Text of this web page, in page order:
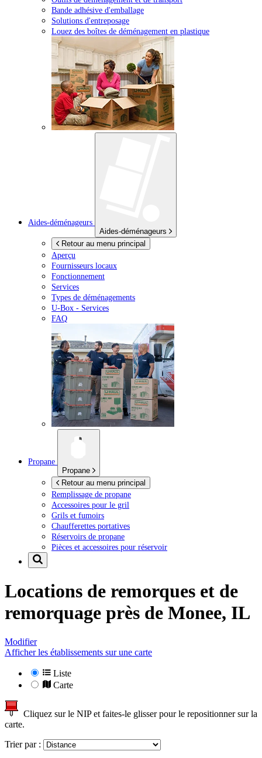
Bande adhésive d'emballage
Solutions d'entreposage
Louez des boîtes de déménagement en plastique
Aides-déménageurs
Aides-déménageurs
Retour au menu principal
Aperçu
Fournisseurs locaux
Fonctionnement
Services
Types de déménagements
U-Box - Services
FAQ
Propane
Propane
Retour au menu principal
Remplissage de propane
Accessoires pour le gril
Grils et fumoirs
Chaufferettes portatives
Réservoirs de propane
Pièces et accessoires pour réservoir
Locations de remorques et de
remorquage près de Monee, IL
Modifier
Afficher les établissements sur une carte
Liste
Carte
Cliquez sur le NIP et faites-le glisser pour le repositionner sur la
carte.
Trier par :